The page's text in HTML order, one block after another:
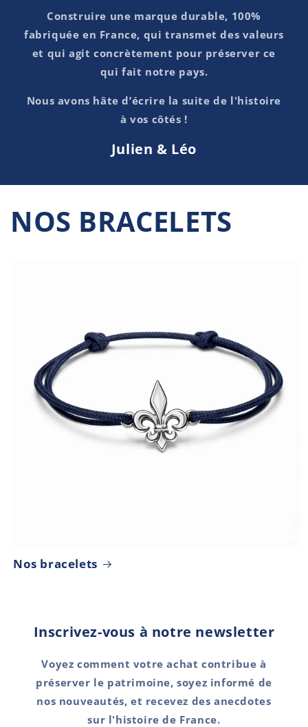
Construire une marque durable, 100%
fabriquée en France, qui transmet des valeurs
et qui agit concrètement pour préserver ce
qui fait notre pays.
Nous avons hâte d’écrire la suite de l'histoire
à vos côtés !
Julien & Léo
NOS BRACELETS
Nos bracelets
Inscrivez-vous à notre newsletter
Voyez comment votre achat contribue à
préserver le patrimoine, soyez informé de
nos nouveautés, et recevez desanecdotes
sur l'histoire de France.